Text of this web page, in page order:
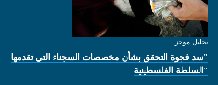
تحليل موجز
"سد فجوة التحقق بشأن مخصصات السجناء التي تقدمها
"السلطة الفلسطينية